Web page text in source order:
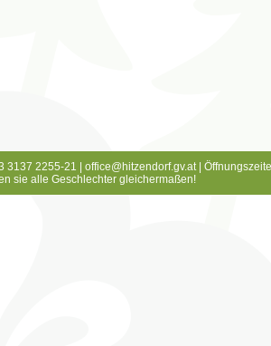
3137 2255-21 | office@hitzendorf.gv.at|
sie alle Geschlechter gleichermaßen!